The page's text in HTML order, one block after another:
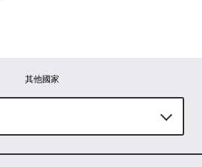
其他國家